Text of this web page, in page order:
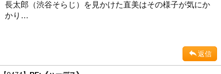
長太郎（渋谷そらじ）を見かけた直美はその様子が気にか
かり…
返信